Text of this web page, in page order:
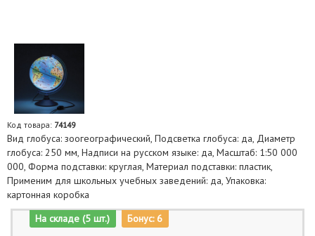
Код товара: 74149
Вид глобуса: зоогеографический, Подсветка глобуса: да, Диаметр
глобуса: 250 мм, Надписи на русском языке: да, Масштаб: 1:50 000
000, Форма подставки: круглая, Материал подставки: пластик,
Применим для школьных учебных заведений: да, Упаковка:
картонная коробка
На складе (5 шт.)
Бонус: 6